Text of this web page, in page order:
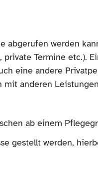
abgerufen werden
Termine etc.).
eine andere
mit anderen
ab einem
gestellt werden,